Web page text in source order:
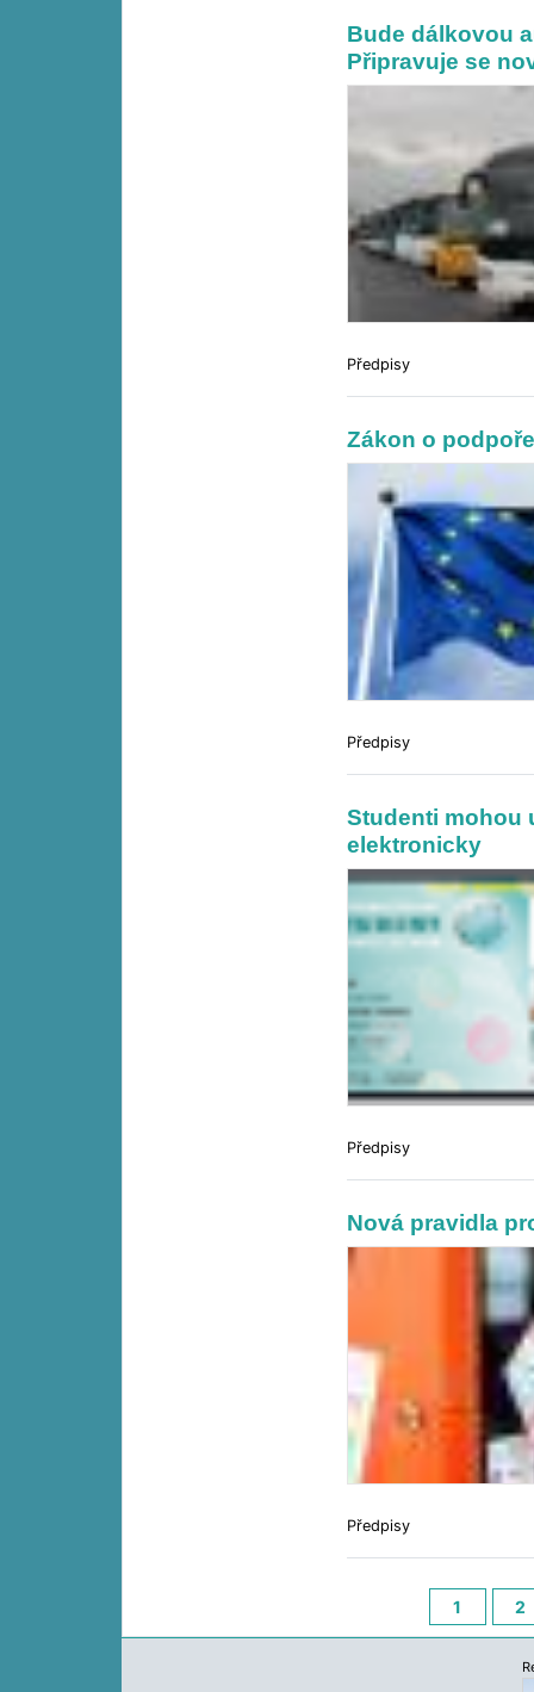
Bude dálkovou
Připravuje se
Předpisy
Zákon o
Předpisy
Studenti mohou
elektronicky
Předpisy
Nová pravidla
Předpisy
1 2